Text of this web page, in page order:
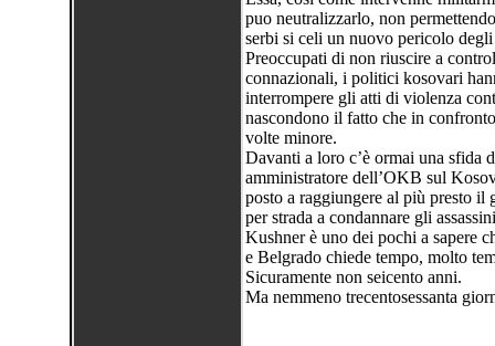
puo neutralizzarlo, non
serbi si celi un nuovo pericolo degli
Preoccupati di non riuscire a
connazionali, i politici kosovari
interrompere gli atti di violenza
nascondono il fatto che in
volte minore.
Davanti a loro c’è ormai una sfida
amministratore dell’OKB sul
posto a raggiungere al più presto
per strada a condannare gli
Kushner è uno dei pochi a sapere
e Belgrado chiede tempo, molto
Sicuramente non seicento anni.
Ma nemmeno trecentosessanta